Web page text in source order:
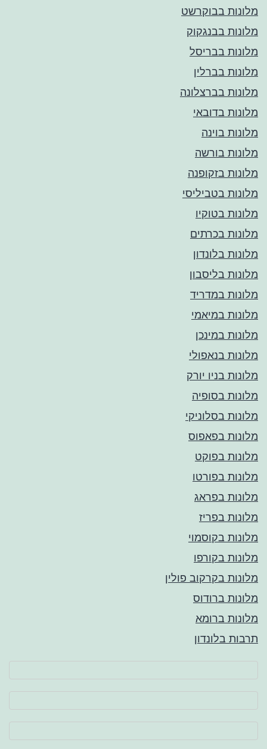
מלונות בבוקרשט
מלונות בבנגקוק
מלונות בבריסל
מלונות בברלין
מלונות בברצלונה
מלונות בדובאי
מלונות בוינה
מלונות בורשה
מלונות בזקופנה
מלונות בטביליסי
מלונות בטוקיו
מלונות בכרתים
מלונות בלונדון
מלונות בליסבון
מלונות במדריד
מלונות במיאמי
מלונות במינכן
מלונות בנאפולי
מלונות בניו יורק
מלונות בסופיה
מלונות בסלוניקי
מלונות בפאפוס
מלונות בפוקט
מלונות בפורטו
מלונות בפראג
מלונות בפריז
מלונות בקוסמוי
מלונות בקורפו
מלונות בקרקוב פולין
מלונות ברודוס
מלונות ברומא
תרבות בלונדון